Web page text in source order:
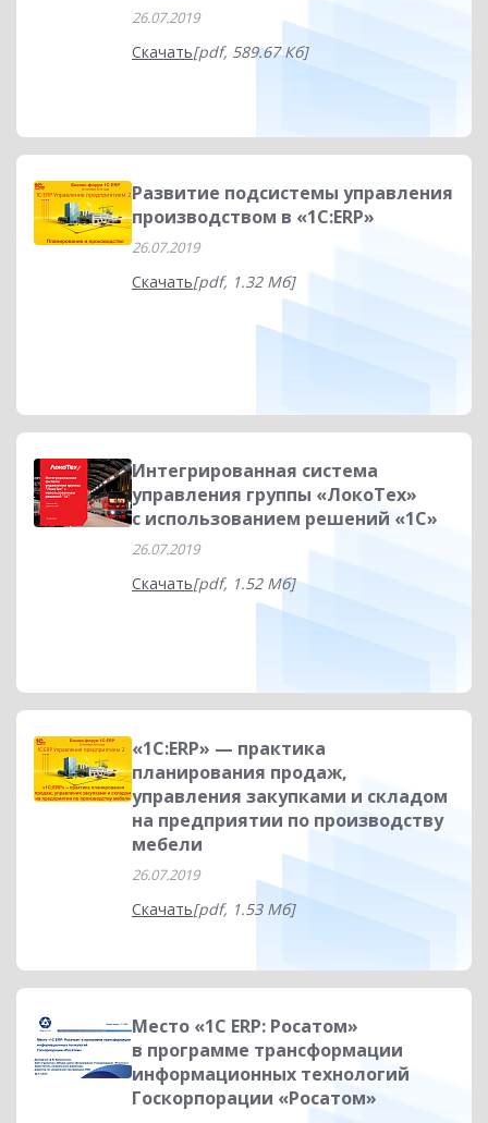
26.07.2019
Скачать[pdf, 589.67 Кб]
Развитие подсистемы управления
производством в «1С:ERP»
26.07.2019
Скачать[pdf, 1.32 Мб]
Интегрированная система
управления группы «ЛокоТех»
с использованием решений «1С»
26.07.2019
Скачать[pdf, 1.52 Мб]
«1С:ERP» — практика
планирования продаж,
управления закупками и складом
на предприятии по производству
мебели
26.07.2019
Скачать[pdf, 1.53 Мб]
Место «1С ERP: Росатом»
в программе трансформации
информационных технологий
Госкорпорации «Росатом»